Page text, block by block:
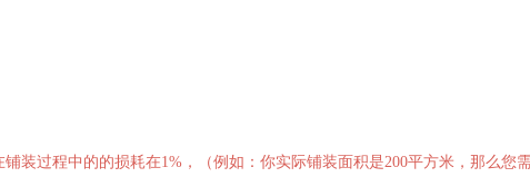
过程中的的损耗在1%，（例如：你实际铺装面积是200平方米，那么您